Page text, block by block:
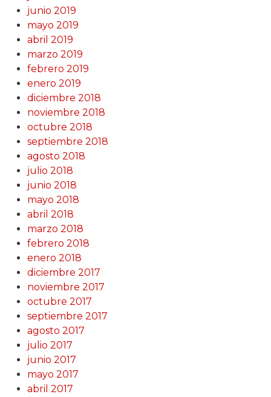
junio 2019
mayo 2019
abril 2019
marzo 2019
febrero 2019
enero 2019
diciembre 2018
noviembre 2018
octubre 2018
septiembre 2018
agosto 2018
julio 2018
junio 2018
mayo 2018
abril 2018
marzo 2018
febrero 2018
enero 2018
diciembre 2017
noviembre 2017
octubre 2017
septiembre 2017
agosto 2017
julio 2017
junio 2017
mayo 2017
abril 2017